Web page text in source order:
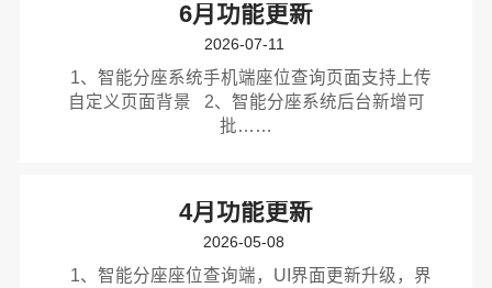
6月功能更新
2026-07-11
1、智能分座系统手机端座位查询页面支持上传
自定义页面背景 2、智能分座系统后台新增可
批……
4月功能更新
2026-05-08
1、智能分座座位查询端，UI界面更新升级，界